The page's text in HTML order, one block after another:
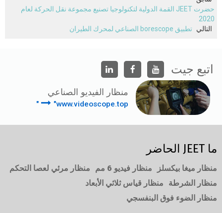
حضرت JEET القمة الدولية لتكنولوجيا تصنيع مجموعة نقل الحركة لعام
2020
التالي تطبيق borescope الصناعي لمحرك الطيران
اتبع جيت
منظار الفيديو الصناعي
"www.videoscope.top"
ما JEET الحاضر
منظار ميغا بيكسلز منظار فيديو 6 مم
منظار مرئي لعصا التحكم
منظار الشرطة
منظار قياس ثلاثي الأبعاد
منظار الضوء فوق البنفسجي